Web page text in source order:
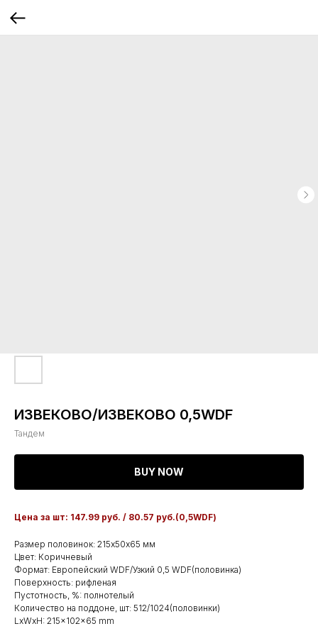
ИЗВЕКОВО/ИЗВЕКОВО 0,5WDF
Тандем
BUY NOW
Цена за шт: 147.99 руб. / 80.57 руб.(0,5WDF)
Размер половинок: 215х50х65 мм
Цвет: Коричневый
Формат: Европейский WDF/Узкий 0,5 WDF(половинка)
Поверхность: рифленая
Пустотность, %: полнотелый
Количество на поддоне, шт: 512/1024(половинки)
LxWxH: 215x102x65 mm